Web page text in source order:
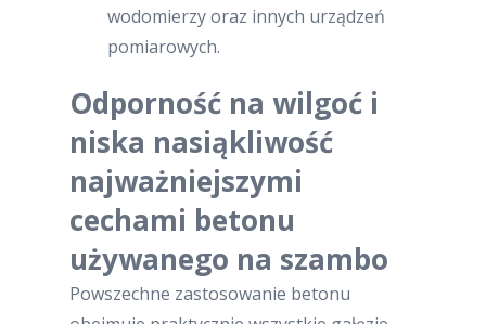
wodomierzy oraz innych urządzeń
pomiarowych.
Odporność na wilgoć i
niska nasiąkliwość
najważniejszymi
cechami betonu
używanego na szambo
Powszechne zastosowanie betonu